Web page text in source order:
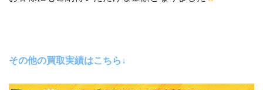
その他の買取実績はこちら↓